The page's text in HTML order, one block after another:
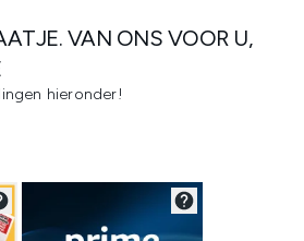
VAN ONS VOOR U,
hieronder!